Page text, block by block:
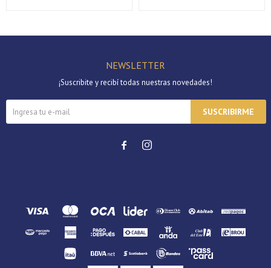
NEWSLETTER
¡Suscribite y recibí todas nuestras novedades!
SUSCRIBIRME
 